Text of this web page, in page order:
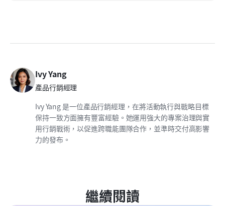
Ivy Yang
產品行銷經理
Ivy Yang 是一位產品行銷經理，在將活動執行與戰略目標
保持一致方面擁有豐富經驗。她運用強大的專案治理與實
用行銷戰術，以促進跨職能團隊合作，並準時交付高影響
力的發布。
繼續閱讀